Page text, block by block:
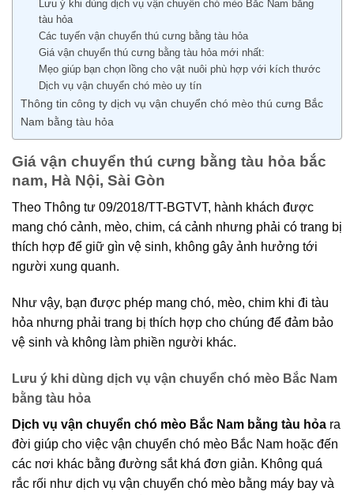
Lưu ý khi dùng dịch vụ vận chuyển chó mèo Bắc Nam bằng
tàu hỏa
Các tuyến vận chuyển thú cưng bằng tàu hỏa
Giá vận chuyển thú cưng bằng tàu hỏa mới nhất:
Mẹo giúp bạn chọn lồng cho vật nuôi phù hợp với kích thước
Dịch vụ vận chuyển chó mèo uy tín
Thông tin công ty dịch vụ vận chuyển chó mèo thú cưng Bắc
Nam bằng tàu hỏa
Giá vận chuyển thú cưng bằng tàu hỏa bắc
nam, Hà Nội, Sài Gòn
Theo Thông tư 09/2018/TT-BGTVT, hành khách được
mang chó cảnh, mèo, chim, cá cảnh nhưng phải có trang bị
thích hợp để giữ gìn vệ sinh, không gây ảnh hưởng tới
người xung quanh.
Như vậy, bạn được phép mang chó, mèo, chim khi đi tàu
hỏa nhưng phải trang bị thích hợp cho chúng để đảm bảo
vệ sinh và không làm phiền người khác.
Lưu ý khi dùng dịch vụ vận chuyển chó mèo Bắc Nam
bằng tàu hỏa
Dịch vụ vận chuyển chó mèo Bắc Nam bằng tàu hỏa ra
đời giúp cho việc vận chuyển chó mèo Bắc Nam hoặc đến
các nơi khác bằng đường sắt khá đơn giản. Không quá
rắc rối như dịch vụ vận chuyển chó mèo bằng máy bay và